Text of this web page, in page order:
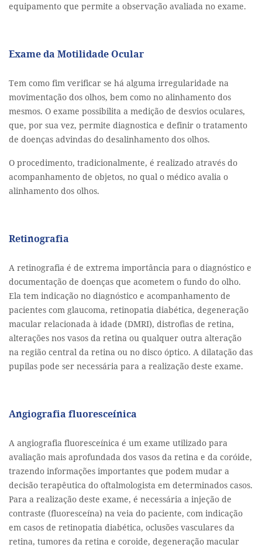
equipamento que permite a observação avaliada no exame.
Exame da Motilidade Ocular
Tem como fim verificar se há alguma irregularidade na
movimentação dos olhos, bem como no alinhamento dos
mesmos. O exame possibilita a medição de desvios oculares,
que, por sua vez, permite diagnostica e definir o tratamento
de doenças advindas do desalinhamento dos olhos.
O procedimento, tradicionalmente, é realizado através do
acompanhamento de objetos, no qual o médico avalia o
alinhamento dos olhos.
Retinografia
A retinografia é de extrema importância para o diagnóstico e
documentação de doenças que acometem o fundo do olho.
Ela tem indicação no diagnóstico e acompanhamento de
pacientes com glaucoma, retinopatia diabética, degeneração
macular relacionada à idade (DMRI), distrofias de retina,
alterações nos vasos da retina ou qualquer outra alteração
na região central da retina ou no disco óptico. A dilatação das
pupilas pode ser necessária para a realização deste exame.
Angiografia fluoresceínica
A angiografia fluoresceínica é um exame utilizado para
avaliação mais aprofundada dos vasos da retina e da coróide,
trazendo informações importantes que podem mudar a
decisão terapêutica do oftalmologista em determinados casos.
Para a realização deste exame, é necessária a injeção de
contraste (fluoresceína) na veia do paciente, com indicação
em casos de retinopatia diabética, oclusões vasculares da
retina, tumores da retina e coroide, degeneração macular